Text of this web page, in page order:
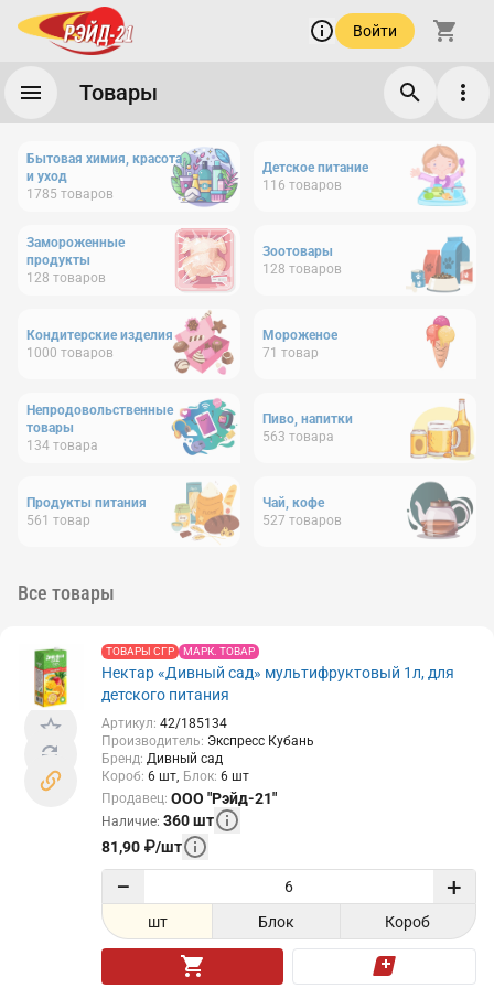
Войти
Товары
Бытовая химия, красота
и уход
1785 товаров
Детское питание
116 товаров
Замороженные
продукты
128 товаров
Зоотовары
128 товаров
Кондитерские изделия
1000 товаров
Мороженое
71 товар
Непродовольственные
товары
134 товара
Пиво, напитки
563 товара
Продукты питания
561 товар
Чай, кофе
527 товаров
Все товары
ТОВАРЫ СГР МАРК. ТОВАР
Нектар «Дивный сад» мультифруктовый 1л, для
детского питания
Артикул: 42/185134
Производитель: Экспресс Кубань
Бренд: Дивный сад
Короб: 6 шт Блок: 6 шт
Продавец: ООО "Рэйд-21"
Наличие: 360шт
81,90 ₽/шт
− +
шт Блок Короб